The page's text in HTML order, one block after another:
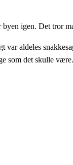
igen. Det tror
aldeles
som det skulle være.